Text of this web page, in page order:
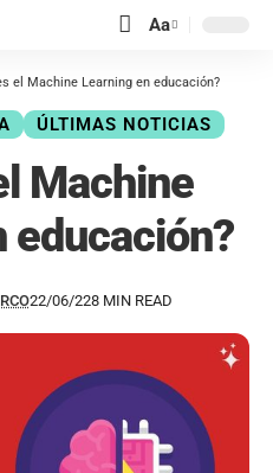
Aa
el Machine Learning en educación?
ÚLTIMAS NOTICIAS
Machine
educación?
22/06/228 MIN READ